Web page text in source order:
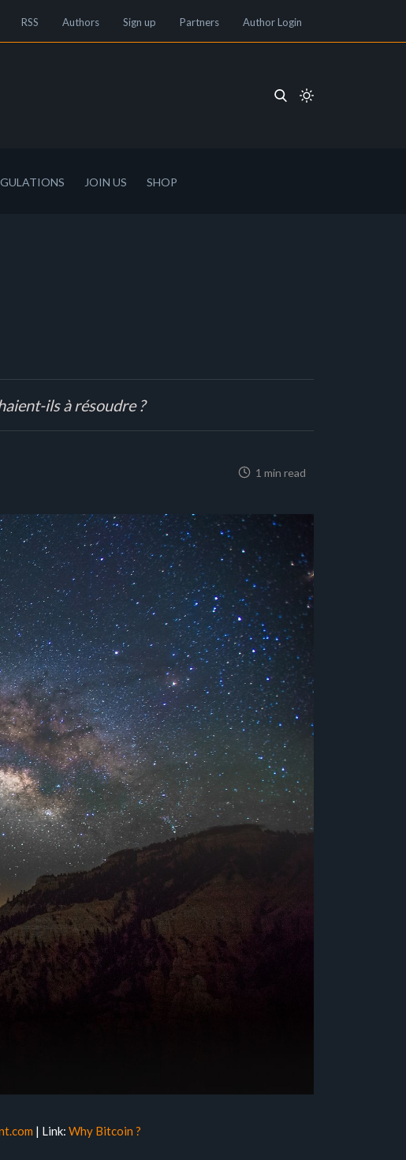
RSS Authors Sign up Partners Author Login
JOIN US SHOP
ils à résoudre ?
1 min read
| Link: Why Bitcoin ?